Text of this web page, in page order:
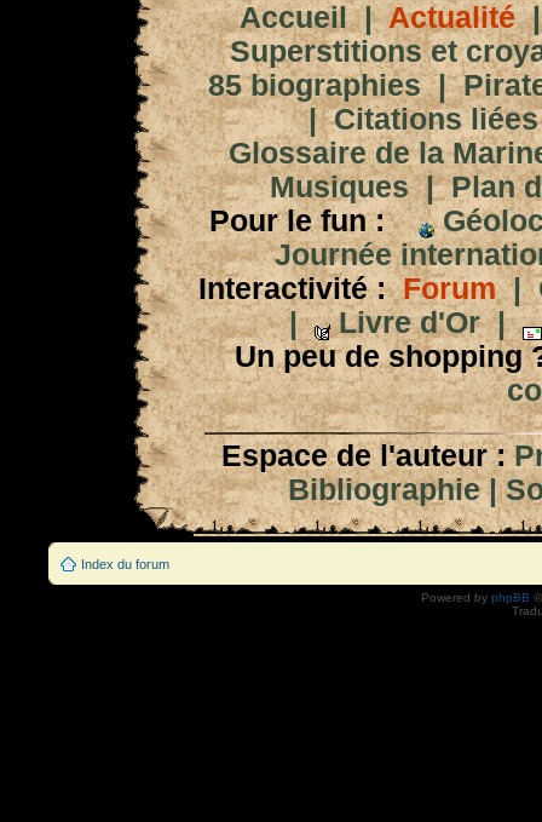
Accueil|Actualité
Superstitions et
85 biographies|
|Citations
Glossaire de la
Musiques|Plan
Pour le fun :
Journée
Interactivité : Forum|
|
Livre d'Or|
Un peu de shopping
Espace de l'auteur :
Bibliographie|
Index du forum
Powered by phpBB